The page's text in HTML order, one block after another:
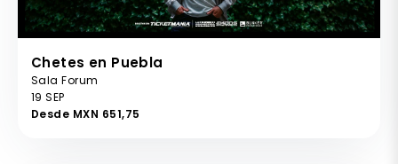
Chetes en Puebla
Sala Forum
19 SEP
Desde MXN 651,75